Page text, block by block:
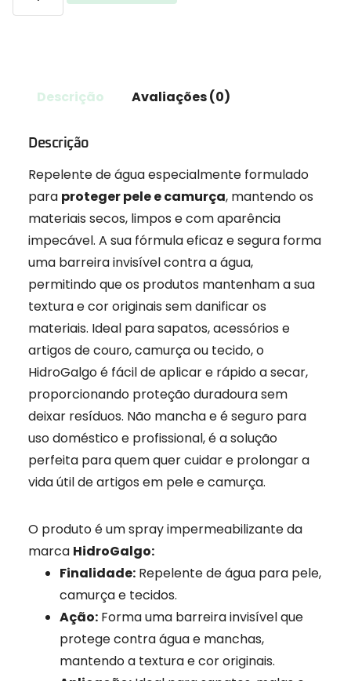
Descrição Avaliações (0)
Descrição
Repelente de água especialmente formulado
para proteger pele e camurça, mantendo os
materiais secos, limpos e com aparência
impecável. A sua fórmula eficaz e segura forma
uma barreira invisível contra a água,
permitindo que os produtos mantenham a sua
textura e cor originais sem danificar os
materiais. Ideal para sapatos, acessórios e
artigos de couro, camurça ou tecido, o
HidroGalgo é fácil de aplicar e rápido a secar,
proporcionando proteção duradoura sem
deixar resíduos. Não mancha e é seguro para
uso doméstico e profissional, é a solução
perfeita para quem quer cuidar e prolongar a
vida útil de artigos em pele e camurça.
O produto é um spray impermeabilizante da
marca HidroGalgo:
Finalidade: Repelente de água para pele,
camurça e tecidos.
Ação: Forma uma barreira invisível que
protege contra água e manchas,
mantendo a textura e cor originais.